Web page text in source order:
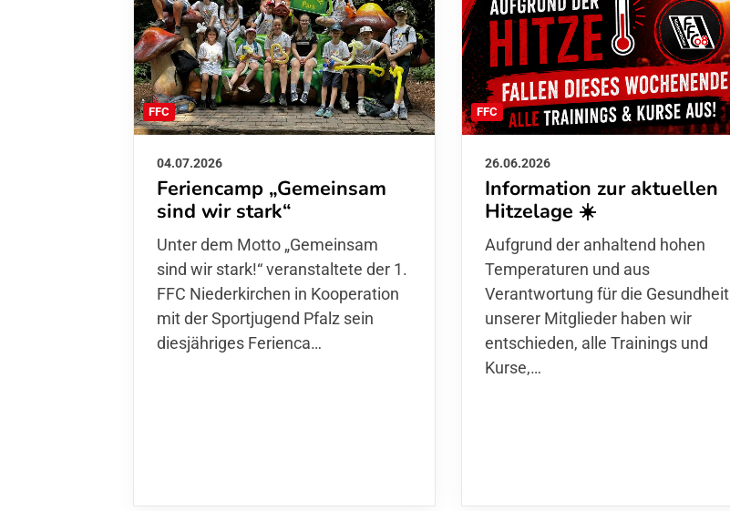
FFC
04.07.2026
Feriencamp „Gemeinsam
sind wir stark“
Unter dem Motto „Gemeinsam sind
wir stark!“ veranstaltete der 1. FFC
Niederkirchen in Kooperation mit
der Sportjugend Pfalz sein
diesjähriges Ferienca…
FFC
26.06.2026
Information zur aktuellen
Hitzelage ☀️
Aufgrund der anhaltend hohen
Temperaturen und aus
Verantwortung für die Gesundheit
unserer Mitglieder haben wir
entschieden, alle Trainings und
Kurse,…